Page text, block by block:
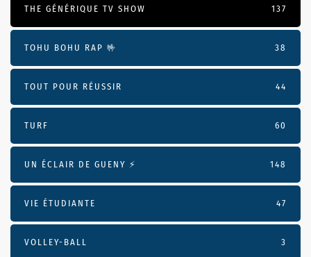
THE GÉNÉRIQUE TV SHOW 137
TOHU BOHU RAP 🤟 38
TOUT POUR RÉUSSIR 44
TURF 60
UN ÉCLAIR DE GUENY ⚡️ 148
VIE ÉTUDIANTE 47
VOLLEY-BALL 3